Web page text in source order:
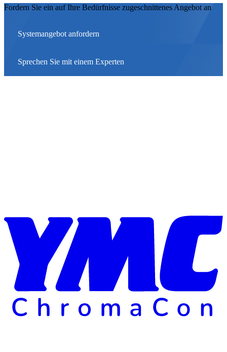
Fordern Sie ein auf Ihre Bedürfnisse zugeschnittenes Angebot an
Systemangebot anfordern
Sprechen Sie mit einem Experten